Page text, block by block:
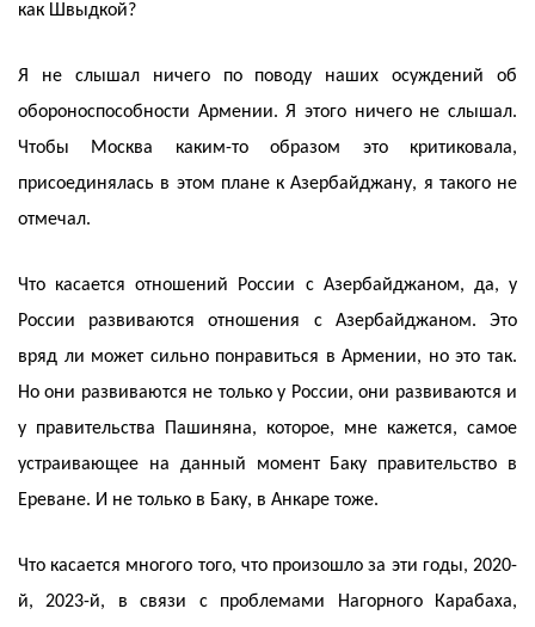
как Швыдкой?
Я не слышал ничего по поводу наших осуждений об
обороноспособности Армении. Я этого ничего не слышал.
Чтобы Москва каким-то образом это критиковала,
присоединялась в этом плане к Азербайджану, я такого не
отмечал.
Что касается отношений России с Азербайджаном, да, у
России развиваются отношения с Азербайджаном. Это
вряд ли может сильно понравиться в Армении, но это так.
Но они развиваются не только у России, они развиваются и
у правительства Пашиняна, которое, мне кажется, самое
устраивающее на данный момент Баку правительство в
Ереване. И не только в Баку, в Анкаре тоже.
Что касается многого того, что произошло за эти годы, 2020-
й, 2023-й, в связи с проблемами Нагорного Карабаха,